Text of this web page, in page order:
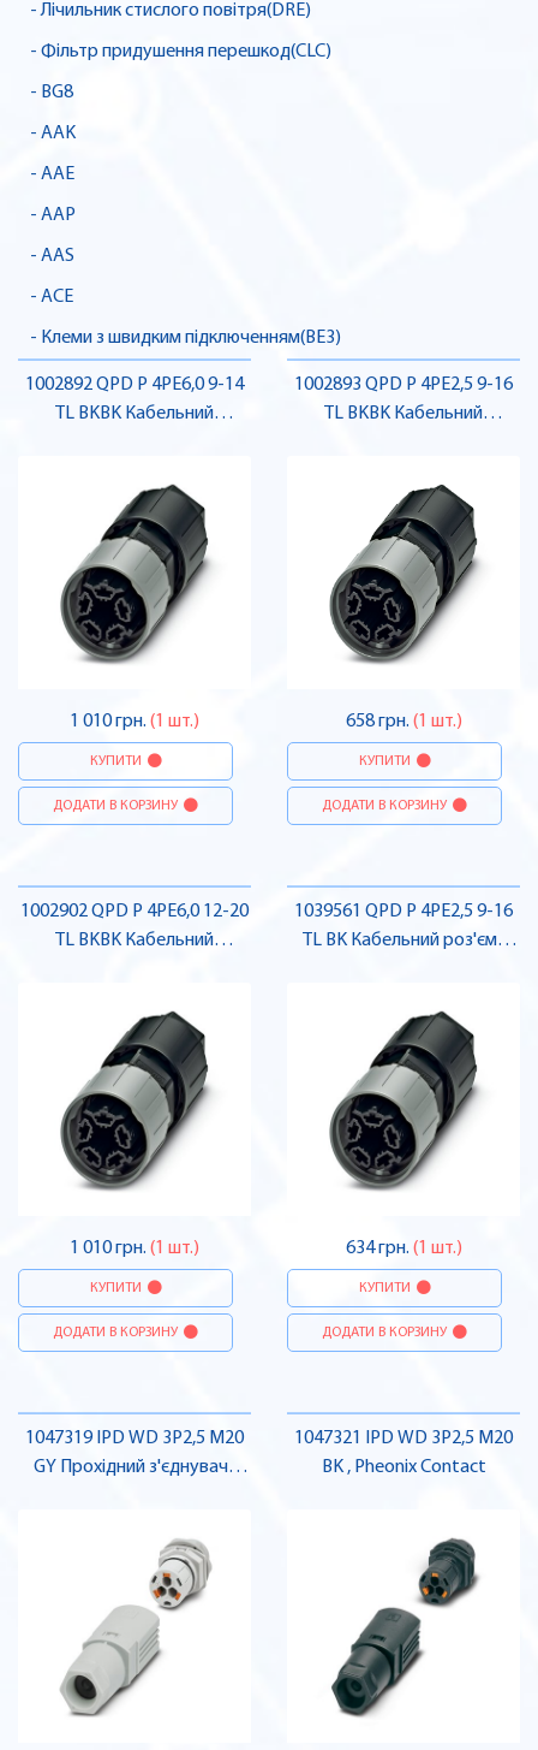
- Лічильник стислого повітря(DRE)
- Фільтр придушення перешкод(CLC)
- BG8
- AAK
- AAE
- AAP
- AAS
- ACE
- Клеми з швидким підключенням(BE3)
1002892 QPD P 4PE6,0 9-14
TL BKBK Кабельний
1 010 грн. (1 шт.)
КУПИТИ
ДОДАТИ В КОРЗИНУ
1002893 QPD P 4PE2,5 9-16
TL BKBK Кабельний
658 грн. (1 шт.)
КУПИТИ
ДОДАТИ В КОРЗИНУ
1002902 QPD P 4PE6,0 12-20
TL BKBK Кабельний
1 010 грн. (1 шт.)
КУПИТИ
ДОДАТИ В КОРЗИНУ
1039561 QPD P 4PE2,5 9-16
TL BK Кабельний роз'єм ,
634 грн. (1 шт.)
КУПИТИ
ДОДАТИ В КОРЗИНУ
1047319 IPD WD 3P2,5 M20
GY Прохідний з'єднувач ,
1047321 IPD WD 3P2,5 M20
BK , Pheonix Contact